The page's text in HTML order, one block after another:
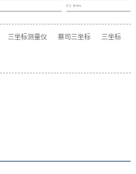
三坐标测量仪 蔡司三坐标 三坐标